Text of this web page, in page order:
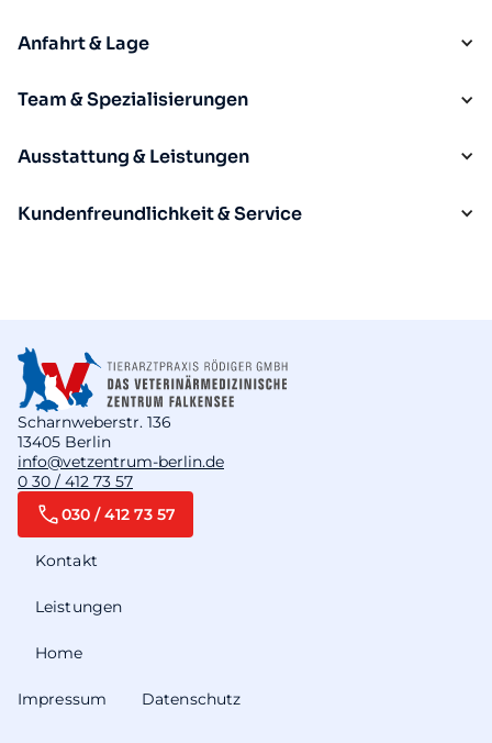
Anfahrt & Lage
Team & Spezialisierungen
Ausstattung & Leistungen
Kundenfreundlichkeit & Service
Scharnweberstr. 136
13405 Berlin
info@vetzentrum-berlin.de
0 30 / 412 73 57
Home
Leistungen
Kontakt
030 / 412 73 57
Impressum Datenschutz